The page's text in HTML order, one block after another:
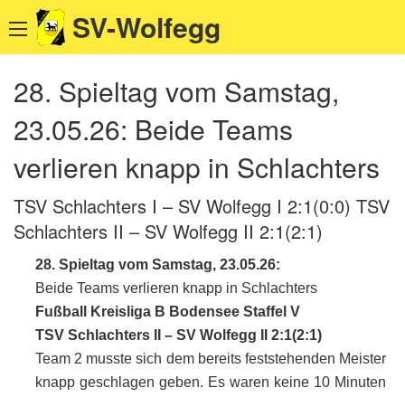
SV-Wolfegg
28. Spieltag vom Samstag,
23.05.26: Beide Teams
verlieren knapp in Schlachters
TSV Schlachters I – SV Wolfegg I 2:1(0:0) TSV
Schlachters II – SV Wolfegg II 2:1(2:1)
28. Spieltag vom Samstag, 23.05.26:
Beide Teams verlieren knapp in Schlachters
Fußball Kreisliga B Bodensee Staffel V
TSV Schlachters II – SV Wolfegg II 2:1(2:1)
Team 2 musste sich dem bereits feststehenden Meister
knapp geschlagen geben. Es waren keine 10 Minuten